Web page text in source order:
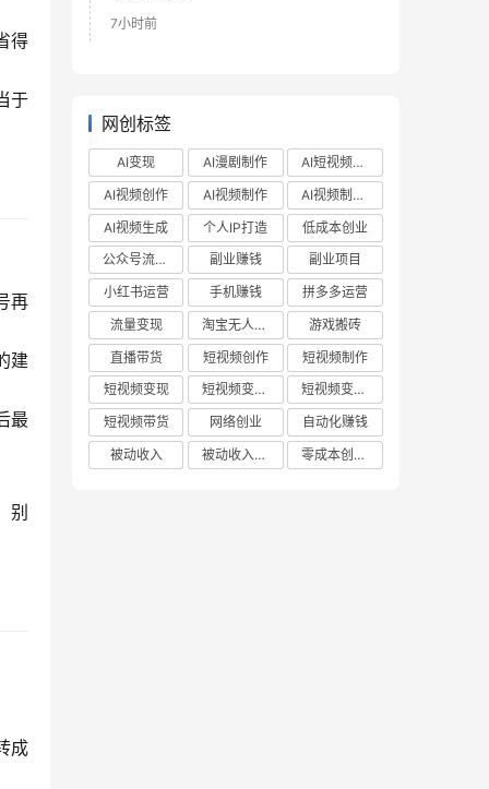
得
于
再
建
最
别
成
7小时前
网创标签
AI变现 AI漫剧制作
AI短视频制作
AI视频创作
AI视频制作
AI视频制作教程
AI视频生成
个人IP打造
低成本创业
公众号流量主
副业赚钱
副业项目
小红书运营
手机赚钱
拼多多运营
流量变现
淘宝无人直播
游戏搬砖
直播带货
短视频创作
短视频制作
短视频变现
短视频变现技巧
短视频变现方法
短视频带货
网络创业
自动化赚钱
被动收入
被动收入项目 零成本创业项目